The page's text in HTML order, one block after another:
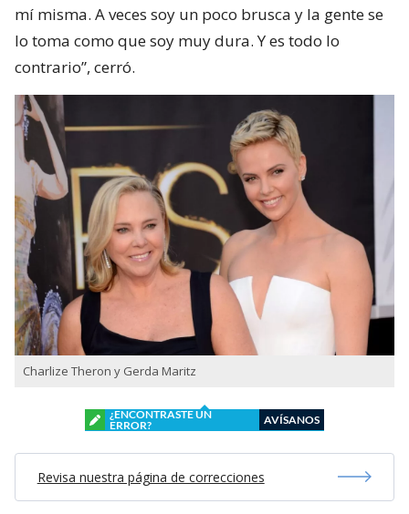
mí misma. A veces soy un poco brusca y la gente se
lo toma como que soy muy dura. Y es todo lo
contrario”, cerró.
Charlize Theron y Gerda Maritz
¿ENCONTRASTE UN
ERROR?
AVÍSANOS
Revisa nuestra página de correcciones